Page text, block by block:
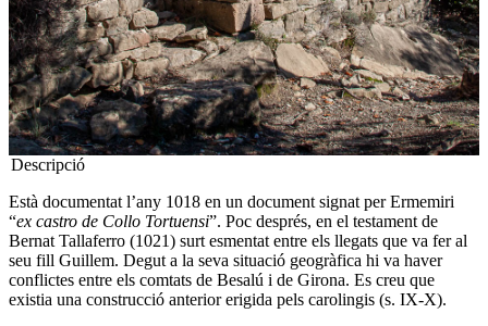
Descripció
Està documentat l’any 1018 en un document signat per Ermemiri
“ex castro de Collo Tortuensi”. Poc després, en el testament de
Bernat Tallaferro (1021) surt esmentat entre els llegats que va fer al
seu fill Guillem. Degut a la seva situació geogràfica hi va haver
conflictes entre els comtats de Besalú i de Girona. Es creu que
existia una construcció anterior erigida pels carolingis (s. IX-X).